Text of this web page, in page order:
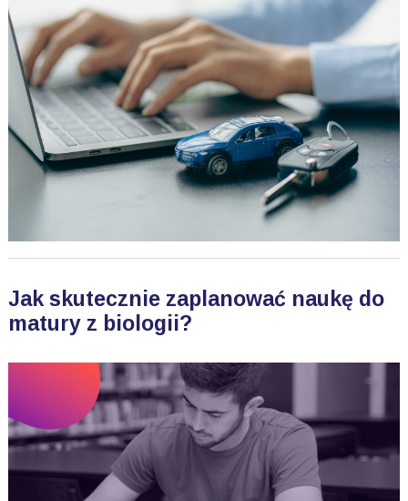
Jak skutecznie zaplanować naukę do
matury z biologii?